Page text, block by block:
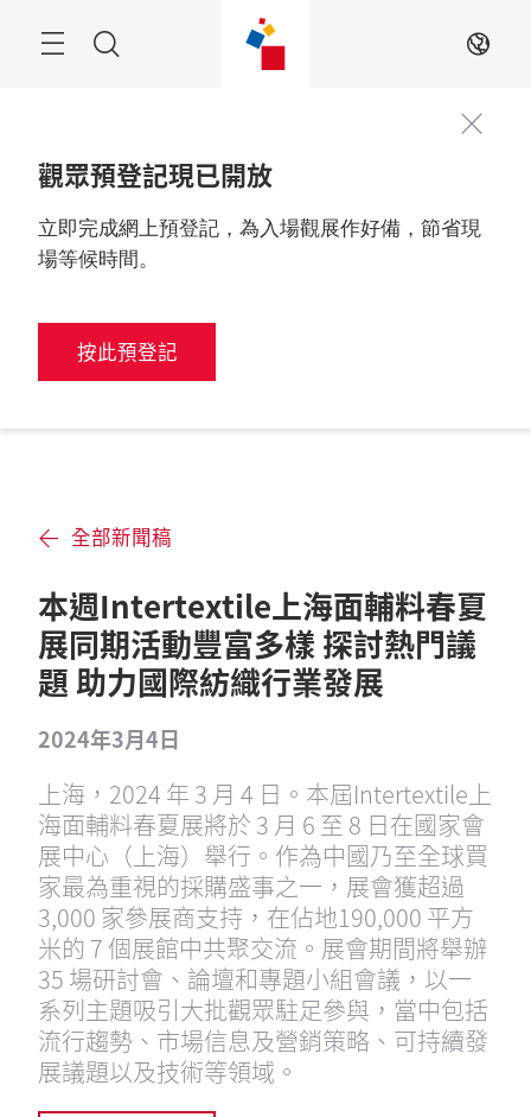
ZH
觀眾預登記現已開放
立即完成網上預登記，為入場觀展作好備，節省現
場等候時間。
按此預登記
全部新聞稿
本週Intertextile上海面輔料春夏
展同期活動豐富多樣 探討熱門議
題 助力國際紡織行業發展
2024年3月4日
上海，2024 年 3 月 4 日。本屆Intertextile上
海面輔料春夏展將於 3 月 6 至 8 日在國家會
展中心（上海）舉行。作為中國乃至全球買
家最為重視的採購盛事之一，展會獲超過
3,000 家參展商支持，在佔地190,000 平方
米的 7 個展館中共聚交流。展會期間將舉辦
35 場研討會、論壇和專題小組會議，以一
系列主題吸引大批觀眾駐足參與，當中包括
流行趨勢、市場信息及營銷策略、可持續發
展議題以及技術等領域。